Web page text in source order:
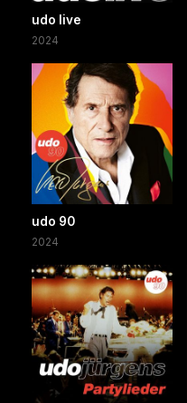
udo live
2024
udo 90
2024